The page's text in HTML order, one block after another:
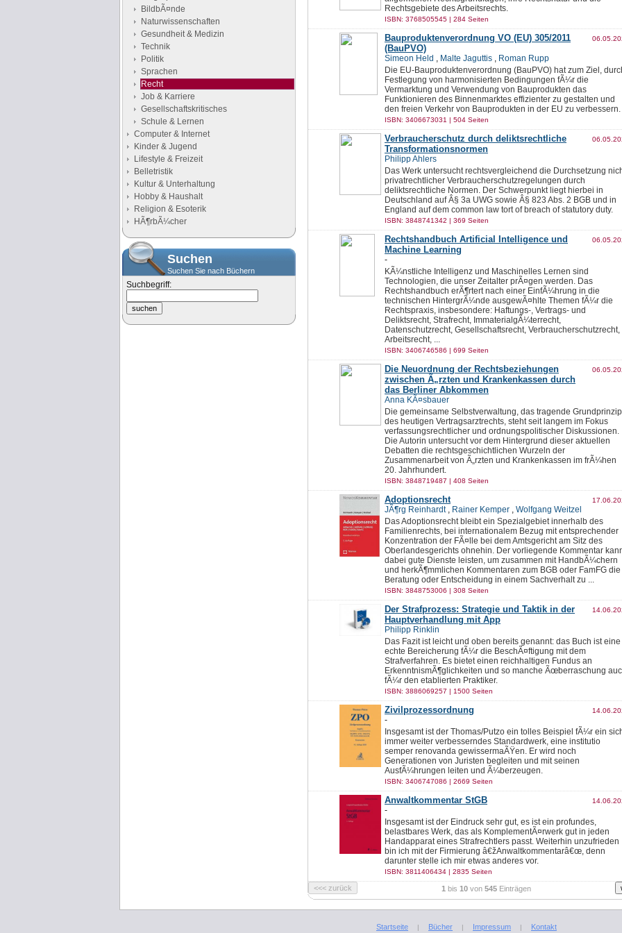
BildbÃ¤nde
Naturwissenschaften
Gesundheit & Medizin
Technik
Politik
Sprachen
Recht
Job & Karriere
Gesellschaftskritisches
Schule & Lernen
Computer & Internet
Kinder & Jugend
Lifestyle & Freizeit
Belletristik
Kultur & Unterhaltung
Hobby & Haushalt
Religion & Esoterik
HÃ¶rbÃ¼cher
Suchen
Suchen Sie nach Büchern
Suchbegriff:
Rechtsgebiete des Arbeitsrechts.
ISBN: 3768505545 | 284 Seiten
Bauproduktenverordnung VO (EU) 305/2011
(BauPVO)
Simeon Held , Malte Jaguttis , Roman Rupp
Die EU-Bauproduktenverordnung (BauPVO) hat zum Ziel,
Festlegung von harmonisierten Bedingungen fÃ¼r die
Vermarktung und Verwendung von Bauprodukten das
Funktionieren des Binnenmarktes effizienter zu gestalten und
den freien Verkehr von Bauprodukten in der EU zu verbessern.
ISBN: 3406673031 | 504 Seiten
Verbraucherschutz durch deliktsrechtliche
Transformationsnormen
Philipp Ahlers
Das Werk untersucht rechtsvergleichend die Durchsetzung
privatrechtlicher Verbraucherschutzregelungen durch
deliktsrechtliche Normen. Der Schwerpunkt liegt hierbei in
Deutschland auf Â§ 3a UWG sowie Â§ 823 Abs. 2 BGB und in
England auf dem common law tort of breach of statutory duty.
ISBN: 3848741342 | 369 Seiten
Rechtshandbuch Artificial Intelligence und
Machine Learning
-
KÃ¼nstliche Intelligenz und Maschinelles Lernen sind
Technologien, die unser Zeitalter prÃ¤gen werden. Das
Rechtshandbuch erÃ¶rtert nach einer EinfÃ¼hrung in die
technischen HintergrÃ¼nde ausgewÃ¤hlte Themen fÃ¼r die
Rechtspraxis, insbesondere: Haftungs-, Vertrags- und
Deliktsrecht, Strafrecht, ImmaterialgÃ¼terrecht,
Datenschutzrecht, Gesellschaftsrecht, Verbraucherschutzrecht,
Arbeitsrecht, ...
ISBN: 3406746586 | 699 Seiten
Die Neuordnung der Rechtsbeziehungen
zwischen Ã„rzten und Krankenkassen durch
das Berliner Abkommen
Anna KÃ¤sbauer
Die gemeinsame Selbstverwaltung, das tragende Grundprinzip
des heutigen Vertragsarztrechts, steht seit langem im Fokus
verfassungsrechtlicher und ordnungspolitischer Diskussionen.
Die Autorin untersucht vor dem Hintergrund dieser aktuellen
Debatten die rechtsgeschichtlichen Wurzeln der
Zusammenarbeit von Ã„rzten und Krankenkassen im frÃ¼hen
20. Jahrhundert.
ISBN: 3848719487 | 408 Seiten
Adoptionsrecht
JÃ¶rg Reinhardt, Rainer Kemper , Wolfgang Weitzel
Das Adoptionsrecht bleibt ein Spezialgebiet innerhalb des
Familienrechts, bei internationalem Bezug mit entsprechender
Konzentration der FÃ¤lle bei dem Amtsgericht am Sitz des
Oberlandesgerichts ohnehin. Der vorliegende Kommentar
dabei gute Dienste leisten, um zusammen mit HandbÃ¼chern
und herkÃ¶mmlichen Kommentaren zum BGB oder FamFG die
Beratung oder Entscheidung in einem Sachverhalt zu ...
ISBN: 3848753006 | 308 Seiten
Der Strafprozess: Strategie und Taktik in der
Hauptverhandlung mit App
Philipp Rinklin
Das Fazit ist leicht und oben bereits genannt: das Buch ist eine
echte Bereicherung fÃ¼r die BeschÃ¤ftigung mit dem
Strafverfahren. Es bietet einen reichhaltigen Fundus an
ErkenntnismÃ¶glichkeiten und so manche Ãœberraschung
fÃ¼r den etablierten Praktiker.
ISBN: 3886069257 | 1500 Seiten
Zivilprozessordnung
-
Insgesamt ist der Thomas/Putzo ein tolles Beispiel fÃ¼r ein
immer weiter verbesserndes Standardwerk, eine institutio
semper renovanda gewissermaÃŸen. Er wird noch
Generationen von Juristen begleiten und mit seinen
AusfÃ¼hrungen leiten und Ã¼berzeugen.
ISBN: 3406747086 | 2669 Seiten
Anwaltkommentar StGB
-
Insgesamt ist der Eindruck sehr gut, es ist ein profundes,
belastbares Werk, das als KomplementÃ¤rwerk gut in jeden
Handapparat eines Strafrechtlers passt. Weiterhin unzufrieden
bin ich mit der Firmierung â€žAnwaltkommentarâ€œ, denn
darunter stelle ich mir etwas anderes vor.
ISBN: 3811406434 | 2835 Seiten
1 bis 10 von 545 Einträgen
Startseite | Bücher | Impressum | Kontakt